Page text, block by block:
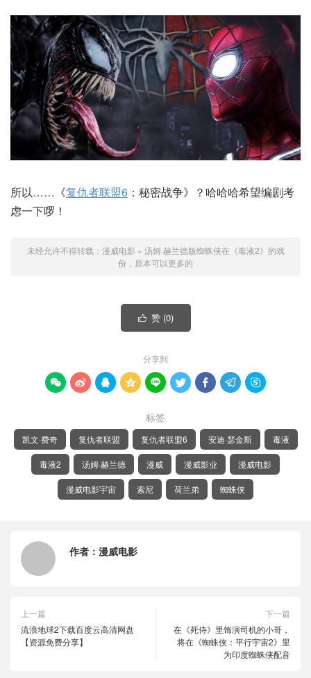
所以……《复仇者联盟6 ：秘密战争》？哈哈哈希望编剧考
虑一下啰！
未经允许不得转载： 漫威电影 » 汤姆·赫兰德版蜘蛛侠在《毒液2》的戏
份，原本可以更多的
 赞 (0)
分享到
        
标签
凯文·费奇 复仇者联盟 复仇者联盟6 安迪·瑟金斯 毒液
毒液2 汤姆·赫兰德 漫威 漫威影业 漫威电影
漫威电影宇宙 索尼 荷兰弟 蜘蛛侠
作者： 漫威电影
上一篇
流浪地球2下载百度云高清网盘
【资源免费分享】
下一篇
在《死侍》里饰演司机的小哥，
将在《蜘蛛侠：平行宇宙2》里
为印度蜘蛛侠配音